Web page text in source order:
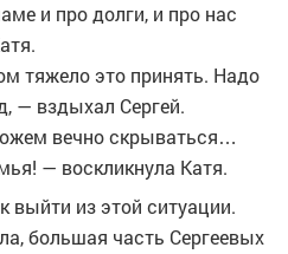
и про долги, и про нас
тяжело это принять. Надо
— вздыхал Сергей.
вечно скрываться…
— воскликнула Катя.
выйти из этой ситуации.
большая часть Сергеевых